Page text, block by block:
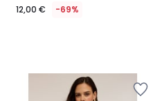
12,00 € -69%